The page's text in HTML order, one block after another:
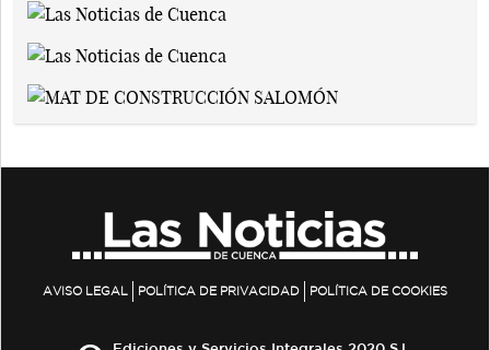
AVISO LEGAL POLÍTICA DE PRIVACIDAD POLÍTICA DE COOKIES